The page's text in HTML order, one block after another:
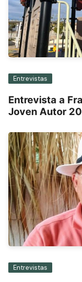
Entrevistas
Entrevista a
Joven Autor
Entrevistas